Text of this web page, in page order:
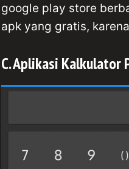
google play store
apk yang gratis,
C. Aplikasi Kalkulator